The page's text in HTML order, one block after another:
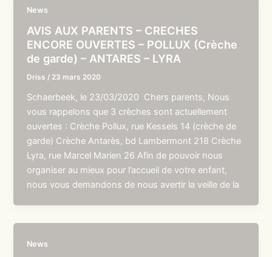
News
AVIS AUX PARENTS – CRECHES
ENCORE OUVERTES – POLLUX (Crèche
de garde) – ANTARES – LYRA
Driss / 23 mars 2020
Schaerbeek, le 23/03/2020 Chers parents, Nous
vous rappelons que 3 crèches sont actuellement
ouvertes : Crèche Pollux, rue Kessels 14 (crèche de
garde) Crèche Antarès, bd Lambermont 218 Crèche
Lyra, rue Marcel Marien 26 Afin de pouvoir nous
organiser au mieux pour l’accueil de votre enfant,
nous vous demandons de nous avertir la veille de la
News